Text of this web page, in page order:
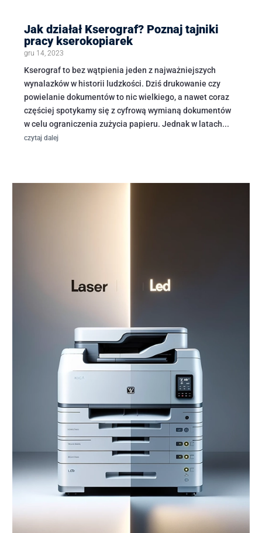
Jak działał Kserograf? Poznaj tajniki
pracy kserokopiarek
gru 14, 2023
Kserograf to bez wątpienia jeden z najważniejszych
wynalazków w historii ludzkości. Dziś drukowanie czy
powielanie dokumentów to nic wielkiego, a nawet coraz
częściej spotykamy się z cyfrową wymianą dokumentów
w celu ograniczenia zużycia papieru. Jednak w latach...
czytaj dalej